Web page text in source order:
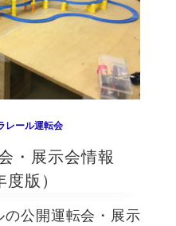
レール運転会
・展示会情報
度版）
公開運転会・展示